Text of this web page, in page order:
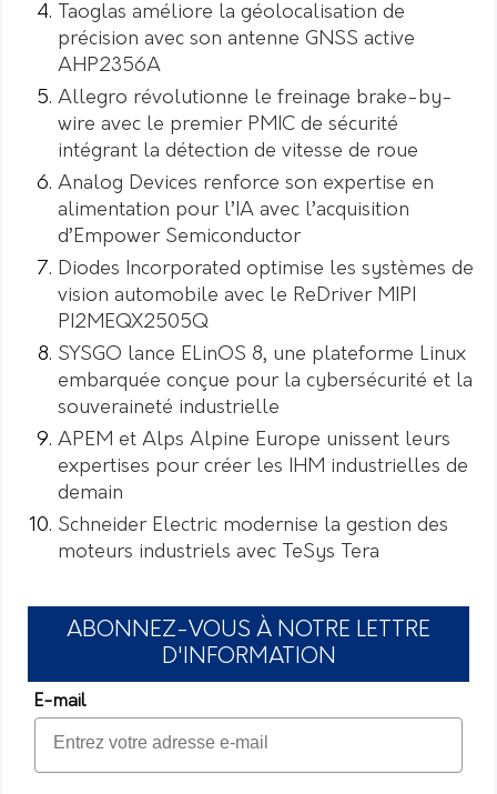
Taoglas améliore la géolocalisation de
précision avec son antenne GNSS active
AHP2356A
Allegro révolutionne le freinage brake-by-
wire avec le premier PMIC de sécurité
intégrant la détection de vitesse de roue
Analog Devices renforce son expertise en
alimentation pour l’IA avec l’acquisition
d’Empower Semiconductor
Diodes Incorporated optimise les systèmes de
vision automobile avec le ReDriver MIPI
PI2MEQX2505Q
SYSGO lance ELinOS 8, une plateforme Linux
embarquée conçue pour la cybersécurité et la
souveraineté industrielle
APEM et Alps Alpine Europe unissent leurs
expertises pour créer les IHM industrielles de
demain
Schneider Electric modernise la gestion des
moteurs industriels avec TeSys Tera
ABONNEZ-VOUS À NOTRE LETTRE
D'INFORMATION
E-mail